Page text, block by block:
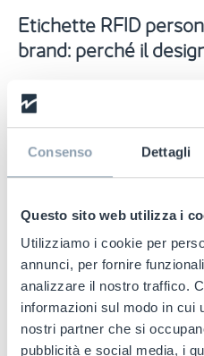
Consenso Dettagli
Questo sito web utilizza i
Utilizziamo i cookie per
annunci, per fornire
analizzare il nostro traffico.
informazioni sul modo in cui
nostri partner che si
pubblicità e social media, i
Etichette RFID
brand: perché il